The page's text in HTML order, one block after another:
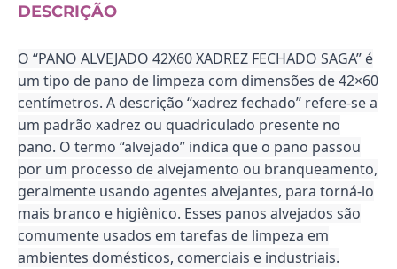
DESCRIÇÃO
O “PANO ALVEJADO 42X60 XADREZ FECHADO SAGA” é
um tipo de pano de limpeza com dimensões de 42×60
centímetros. A descrição “xadrez fechado” refere-se a
um padrão xadrez ou quadriculado presente no
pano. O termo “alvejado” indica que o pano passou
por um processo de alvejamento ou branqueamento,
geralmente usando agentes alvejantes, para torná-lo
mais branco e higiênico. Esses panos alvejados são
comumente usados em tarefas de limpeza em
ambientes domésticos, comerciais e industriais.